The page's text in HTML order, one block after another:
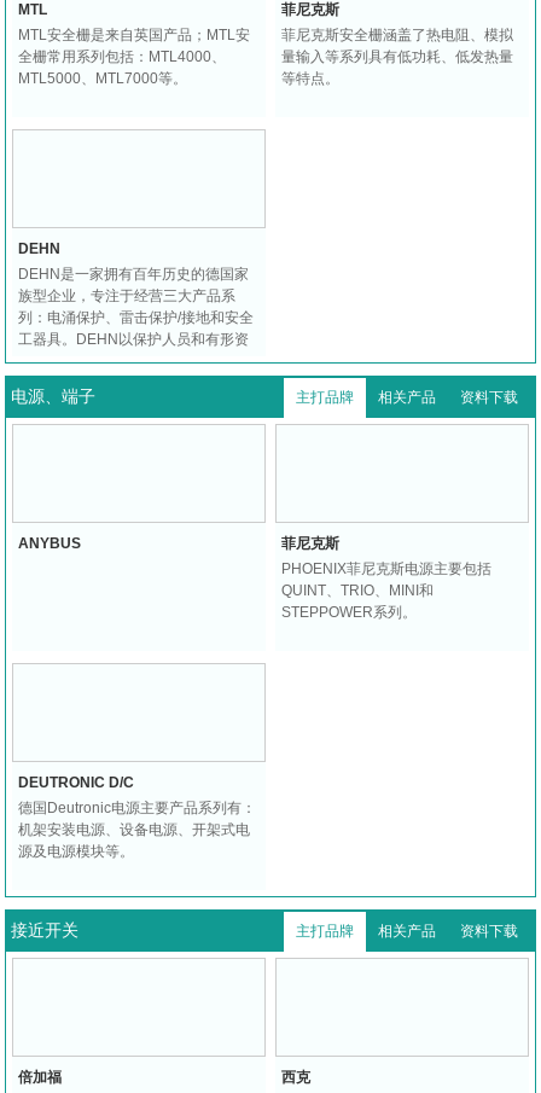
MTL
MTL安全栅是来自英国产品；MTL安
全栅常用系列包括：MTL4000、
MTL5000、MTL7000等。
菲尼克斯
菲尼克斯安全栅涵盖了热电阻、模拟
量输入等系列具有低功耗、低发热量
等特点。
DEHN
DEHN是一家拥有百年历史的德国家
族型企业，专注于经营三大产品系
列：电涌保护、雷击保护/接地和安全
工器具。DEHN以保护人员和有形资
产为主要宗旨，在业界极负盛誉。
电源、端子 主打品牌 相关产品 资料下载
ANYBUS
菲尼克斯
PHOENIX菲尼克斯电源主要包括
QUINT、TRIO、MINI和
STEPPOWER系列。
DEUTRONIC D/C
德国Deutronic电源主要产品系列有：
机架安装电源、设备电源、开架式电
源及电源模块等。
接近开关 主打品牌 相关产品 资料下载
倍加福
西克